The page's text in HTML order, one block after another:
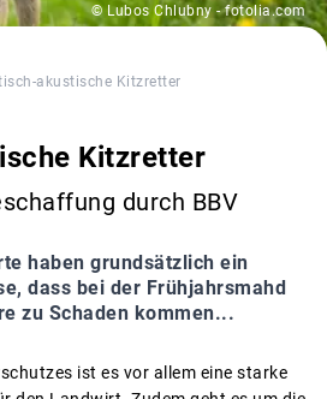
© Lubos Chlubny - fotolia.com
akustische Kitzretter
Kitzretter
durch BBV
haben grundsätzlich ein
dass bei der Frühjahrsmahd
zu Schaden kommen...
ist es vor allem eine starke